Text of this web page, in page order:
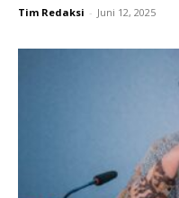
Tim Redaksi - Juni 12, 2025